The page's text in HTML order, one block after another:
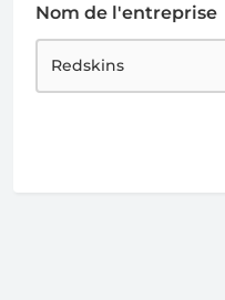
Nom de l'entreprise